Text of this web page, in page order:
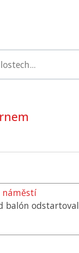
náměstí
balón odstartoval